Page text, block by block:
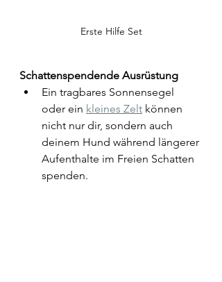
Erste Hilfe Set
Schattenspendende Ausrüstung
Ein tragbares Sonnensegel
oder ein kleines Zelt können
nicht nur dir, sondern auch
deinem Hund während längerer
Aufenthalte im Freien Schatten
spenden.